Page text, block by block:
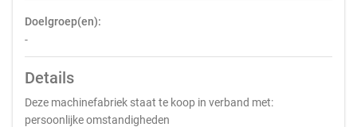
Doelgroep(en):
-
Details
Deze machinefabriek staat te koop in verband met:
persoonlijke omstandigheden